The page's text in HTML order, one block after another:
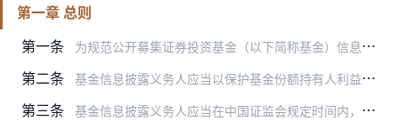
第一章 总则
第一条
为规范公开募集证券投资基金（以下简称基金）信息披露活动，保护投资者及相关当事人的合法权益，根据《证券投资基金法》（以下简称《基金法》），制定本办法。
第二条 基金信息披露义务人应当以保护基金份额持有人利益为根本出发点，按照法律、行政法规和中国证券监督管理委员会（以下简称中国证监会）的规定披露基金信息，并保证所披露信息…
第三条 基金信息披露义务人应当在中国证监会规定时间内，将应予披露的基金信息通过中国证监会指定的全国性报刊（以下简称指定报刊）及指定互联网网站（以下简称指定网站）等媒介披…